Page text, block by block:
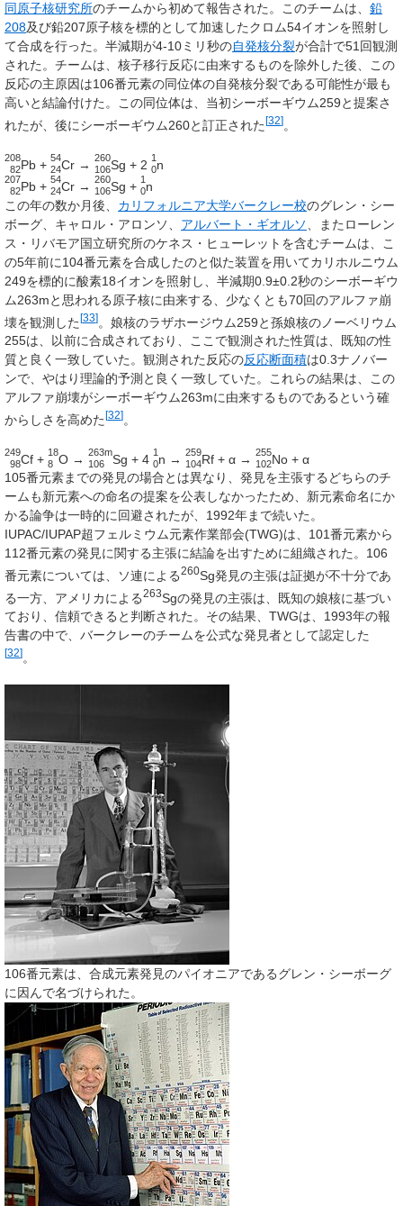
同原子核研究所のチームから初めて報告された。このチームは、 鉛
208及び鉛207原子核を標的として加速したクロム54イオンを照射し
て合成を行った。半減期が4-10ミリ秒の自発核分裂が合計で51回観測
された。チームは、核子移行反応に由来するものを除外した後、この
反応の主原因は106番元素の同位体の自発核分裂である可能性が最も
高いと結論付けた。この同位体は、当初シーボーギウム259と提案さ
れたが、後にシーボーギウム260と訂正された [32] 。
208
82Pb + 54
24Cr → 260
106Sg + 2 1
0n
207
82Pb + 54
24Cr → 260
106Sg + 1
0n
この年の数か月後、 カリフォルニア大学バークレー校のグレン・シー
ボーグ、キャロル・アロンソ、 アルバート・ギオルソ
、またローレン
ス・リバモア国立研究所のケネス・ヒューレットを含むチームは、こ
の5年前に104番元素を合成したのと似た装置を用いてカリホルニウム
249を標的に酸素18イオンを照射し、半減期0.9±0.2秒のシーボーギウ
ム263mと思われる原子核に由来する、少なくとも70回のアルファ崩
壊を観測した[33]。娘核のラザホージウム259と孫娘核のノーベリウム
255は、以前に合成されており、ここで観測された性質は、既知の性
質と良く一致していた。観測された反応の反応断面積は0.3ナノバー
ンで、やはり理論的予測と良く一致していた。これらの結果は、この
アルファ崩壊がシーボーギウム263mに由来するものであるという確
からしさを高めた [32] 。
249
98Cf + 18
8 O → 263m
106
Sg + 4 1
0n → 259
104Rf + α → 255
102No + α
105番元素までの発見の場合とは異なり、発見を主張するどちらのチ
ームも新元素への命名の提案を公表しなかったため、新元素命名にか
かる論争は一時的に回避されたが、1992年まで続いた。
IUPAC/IUPAP超フェルミウム元素作業部会(TWG)は、101番元素から
112番元素の発見に関する主張に結論を出すために組織された。106
番元素については、ソ連による260Sg発見の主張は証拠が不十分であ
る一方、アメリカによる263Sgの発見の主張は、既知の娘核に基づい
ており、信頼できると判断された。その結果、TWGは、1993年の報
告書の中で、バークレーのチームを公式な発見者として認定した
[32] 。
106番元素は、合成元素発見のパイオニアであるグレン・シーボーグ
に因んで名づけられた。